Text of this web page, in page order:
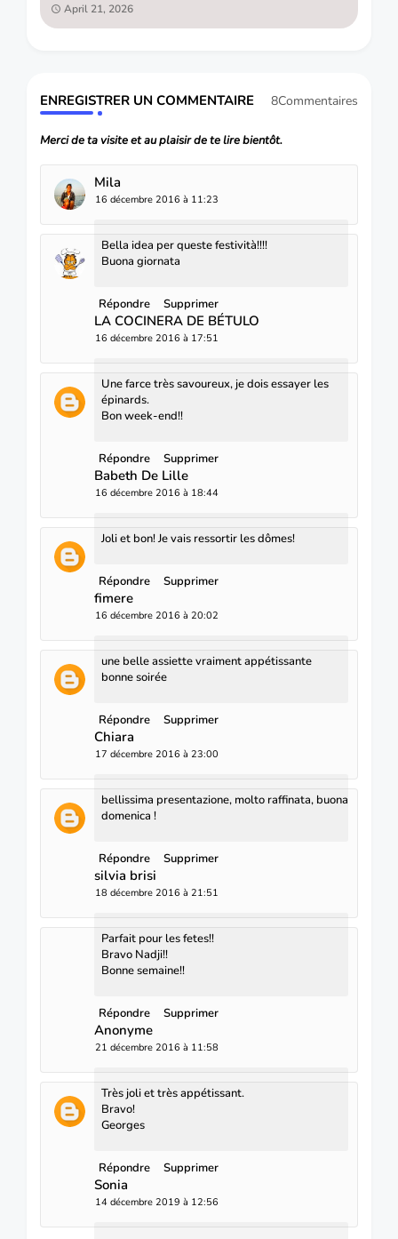
April 21, 2026
ENREGISTRER UN COMMENTAIRE 8Commentaires
Merci de ta visite et au plaisir de te lire bientôt.
Mila
16 décembre 2016 à 11:23
Bella idea per queste festività!!!!
Buona giornata
Répondre Supprimer
LA COCINERA DE BÉTULO
16 décembre 2016 à 17:51
Une farce très savoureux, je dois essayer les
épinards.
Bon week-end!!
Répondre Supprimer
Babeth De Lille
16 décembre 2016 à 18:44
Joli et bon! Je vais ressortir les dômes!
Répondre Supprimer
fimere
16 décembre 2016 à 20:02
une belle assiette vraiment appétissante
bonne soirée
Répondre Supprimer
Chiara
17 décembre 2016 à 23:00
bellissima presentazione, molto raffinata, buona
domenica !
Répondre Supprimer
silvia brisi
18 décembre 2016 à 21:51
Parfait pour les fetes!!
Bravo Nadji!!
Bonne semaine!!
Répondre Supprimer
Anonyme
21 décembre 2016 à 11:58
Très joli et très appétissant.
Bravo!
Georges
Répondre Supprimer
Sonia
14 décembre 2019 à 12:56